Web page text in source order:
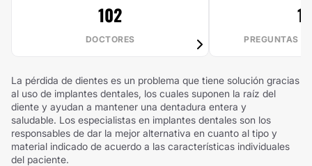
102
DOCTORES PREGUNTAS
La pérdida de dientes es un problema que tiene solución gracias
al uso de implantes dentales, los cuales suponen la raíz del
diente y ayudan a mantener una dentadura entera y
saludable. Los especialistas en implantes dentales son los
responsables de dar la mejor alternativa en cuanto al tipo y
material indicado de acuerdo a las características individuales
del paciente.